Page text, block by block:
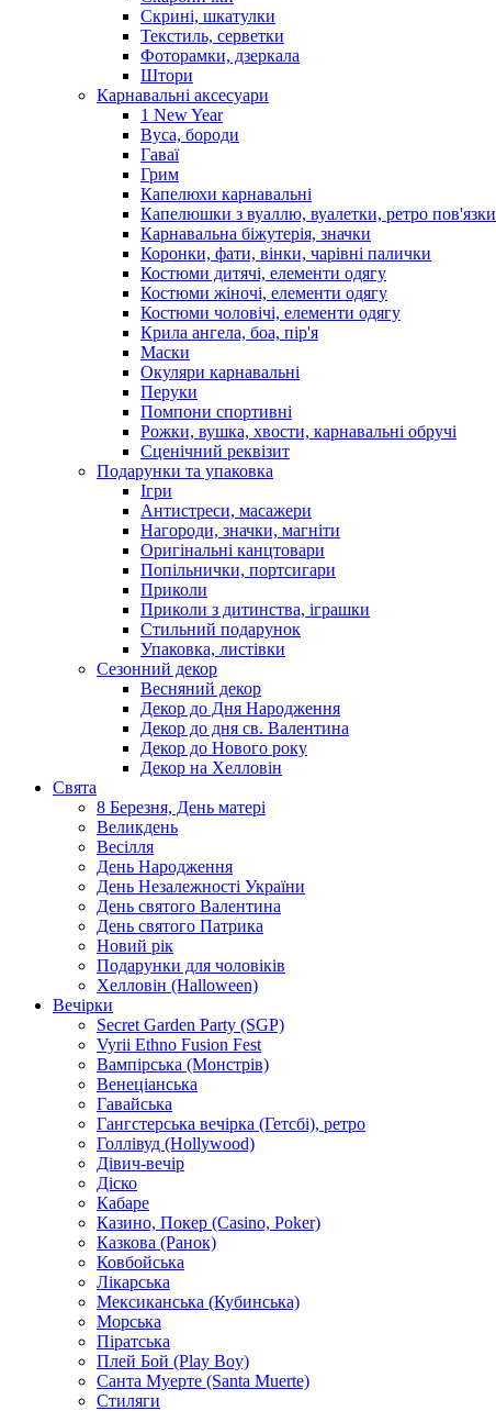
Скрині, шкатулки
Текстиль, серветки
Фоторамки, дзеркала
Штори
Карнавальні аксесуари
1 New Year
Вуса, бороди
Гаваї
Грим
Капелюхи карнавальні
Капелюшки з вуаллю, вуалетки, ретро пов'язки
Карнавальна біжутерія, значки
Коронки, фати, вінки, чарівні палички
Костюми дитячі, елементи одягу
Костюми жіночі, елементи одягу
Костюми чоловічі, елементи одягу
Крила ангела, боа, пір'я
Маски
Окуляри карнавальні
Перуки
Помпони спортивні
Рожки, вушка, хвости, карнавальні обручі
Сценічний реквізит
Подарунки та упаковка
Ігри
Антистреси, масажери
Нагороди, значки, магніти
Оригінальні канцтовари
Попільнички, портсигари
Приколи
Приколи з дитинства, іграшки
Стильний подарунок
Упаковка, листівки
Сезонний декор
Весняний декор
Декор до Дня Народження
Декор до дня св. Валентина
Декор до Нового року
Декор на Хелловін
Свята
8 Березня, День матері
Великдень
Весілля
День Народження
День Незалежності України
День святого Валентина
День святого Патрика
Новий рік
Подарунки для чоловіків
Хелловін (Halloween)
Вечірки
Secret Garden Party (SGP)
Vyrii Ethno Fusion Fest
Вампірська (Монстрів)
Венеціанська
Гавайська
Гангстерська вечірка (Гетсбі), ретро
Голлівуд (Hollywood)
Дівич-вечір
Діско
Кабаре
Казино, Покер (Casino, Poker)
Казкова (Ранок)
Ковбойська
Лікарська
Мексиканська (Кубинська)
Морська
Піратська
Плей Бой (Play Boy)
Санта Муерте (Santa Muerte)
Стиляги